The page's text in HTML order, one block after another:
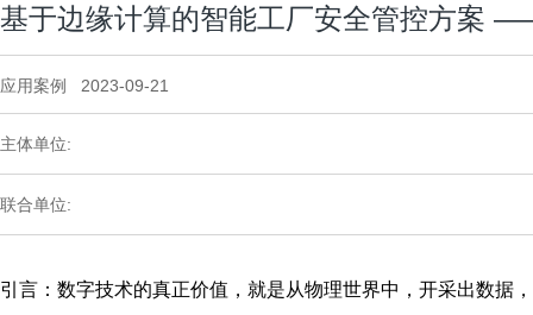
基于边缘计算的智能工厂安全管控方案
应用案例 2023-09-21
主体单位:
联合单位:
引言 ： 数字技术的真正价值，就是从物理世界中，开采出数据